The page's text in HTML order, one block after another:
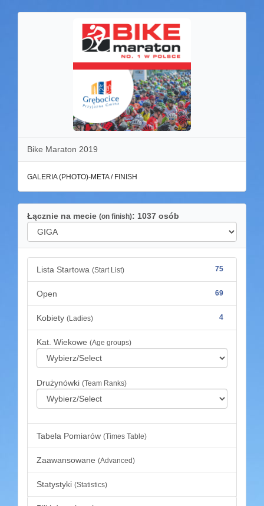
Bike Maraton 2019
GALERIA (PHOTO)-META / FINISH
Łącznie na mecie (on finish): 1037 osób
Lista Startowa (Start List) 75
Open 69
Kobiety (Ladies) 4
Kat. Wiekowe (Age groups)
Drużynówki (Team Ranks)
Tabela Pomiarów (Times Table)
Zaawansowane (Advanced)
Statystyki (Statistics)